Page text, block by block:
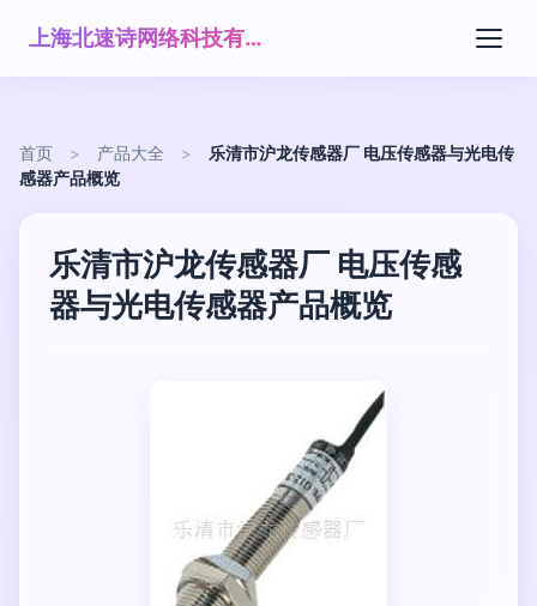
上海北速诗网络科技有限公司
首页 > 产品大全 >
乐清市沪龙传感器厂 电压传感器与光电传
感器产品概览
乐清市沪龙传感器厂 电压传感
器与光电传感器产品概览